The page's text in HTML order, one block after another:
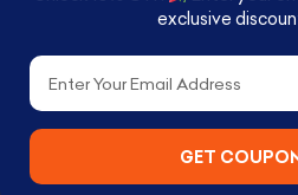
exclusive
Email
GET